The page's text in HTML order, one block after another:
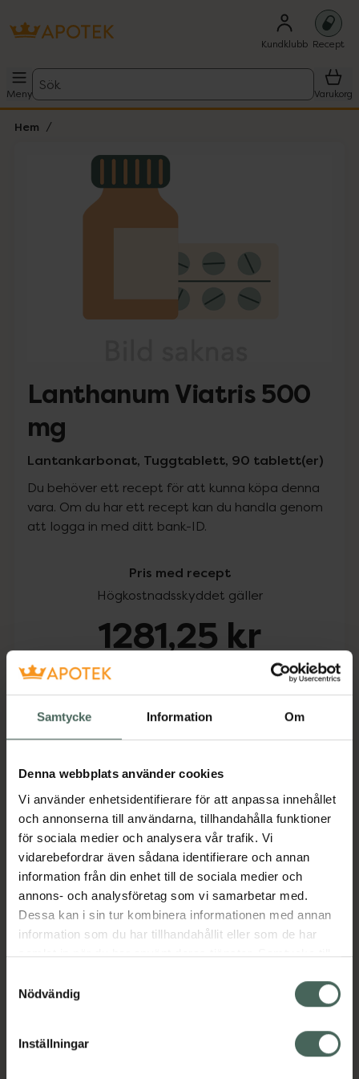
Samtycke Information Om
Denna webbplats använder cookies
Vi använder enhetsidentifierare för att anpassa innehållet
och annonserna till användarna, tillhandahålla funktioner
för sociala medier och analysera vår trafik. Vi
vidarebefordrar även sådana identifierare och annan
information från din enhet till de sociala medier och
annons- och analysföretag som vi samarbetar med.
Dessa kan i sin tur kombinera informationen med annan
information som du har tillhandahållit eller som de har
samlat in när du har använt deras tjänster. Samtycke till
återkalla ditt samtycke via webbplatsens
cookieinställningar. Ett återkallat samtycke påverkar inte
lagligheten av behandling som skett innan återkallelsen.
Nödvändig
Inställningar
Kundklubb Recept
Meny
Sök
Varukorg
Hem
Lista: . Innehåller 1 objekt.
Lanthanum Viatris 500
mg
Lantankarbonat, Tuggtablett, 90 tablett(er)
Du behöver ett recept för att kunna köpa denna
vara. Om du har ett recept kan du handla genom
att logga in med ditt bank-ID.
Pris med recept
Högkostnadsskyddet gäller
1281,25 kr
Köp via ditt recept
Aktuella erbjudanden
Beskrivning Dölj
Läs alltid bipacksedeln innan
användning.
EAN:05099151925596
Bipacksedel från FASS Visa